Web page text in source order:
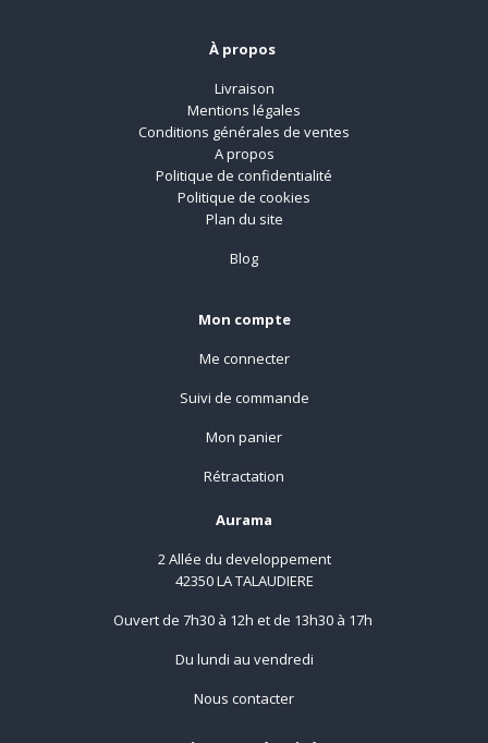
À propos
Livraison
Mentions légales
Conditions générales de ventes
A propos
Politique de confidentialité
Politique de cookies
Plan du site
Blog
Mon compte
Me connecter
Suivi de commande
Mon panier
Rétractation
Aurama
2 Allée du developpement
42350 LA TALAUDIERE
Ouvert de 7h30 à 12h et de 13h30 à 17h
Du lundi au vendredi
Nous contacter